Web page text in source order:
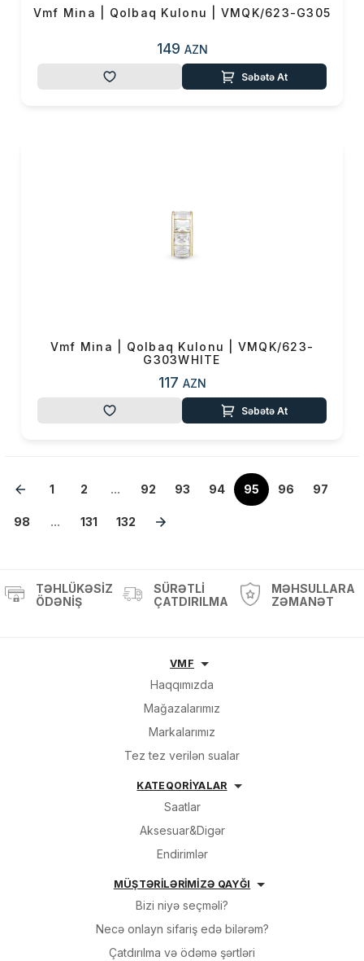
Vmf Mina | Qolbaq Kulonu | VMQK/623-G305
149 AZN
Səbətə At
Vmf Mina | Qolbaq Kulonu | VMQK/623-
G303WHITE
117 AZN
Səbətə At
1 2 ... 92 93 94 95 96 97
98 ... 131 132
TƏHLÜKƏSIZ
ÖDƏNIŞ
SÜRƏTLI
ÇATDIRILMA
MƏHSULLARA
ZƏMANƏT
VMF
Haqqımızda
Mağazalarımız
Markalarımız
Tez tez verilən sualar
KATEQORİYALAR
Saatlar
Aksesuar&Digər
Endirimlər
MÜŞTƏRİLƏRİMİZƏ QAYĞI
Bizi niyə seçməli?
Necə onlayn sifariş edə bilərəm?
Çatdırılma və ödəmə şərtləri